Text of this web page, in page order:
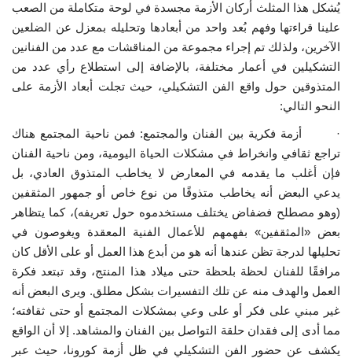
وثائق
الفيديوهات
الرعاة
الشركاء
Gallery
لغة
English
Swahili
español
French
Arabic
يُشكل هذا المثلث أركان الأزمة مجسدة في لوحة متكاملة من الصعب
علينا قراءتها وفهم بُعد واحد من أبعادها وتحليله بمعزل عن الضلعين
الآخرين، ولذلك تم إجراء مجموعة من المناقشات مع عدد من الفنانين
التشكيلين في أعمار مختلفة، بالإضافة إلى استطلاع رأي عدد من
المتذوقين حول واقع الفن التشكيلي، حيث تجلت أبعاد الأزمة على
النحو التالي:
· أزمة فكرية بين الفنان والمجتمع: فمن ناحية المجتمع هناك
تراجع ثقافي وانخراط في مشكلات الحياة اليومية، ومن ناحية الفنان
فإن أغلب ما يقدمه في المعارض لا يخاطب المتذوق العادي، بل
يدعي البعض أنه يخاطب متذوقًا من نوع خاص أو جمهور المثقفين
(وهو مصطلح فضفاض يختلف مستخدموه حول تعريفه)، كما يتظاهر
بعض «المثقفين» بفهمهم للأعمال الفنية المعقدة ويغوصون في
تحليلها لدرجة تظن عندها أنه هو من أبدع هذا العمل أو على الأقل كان
مرافقًا للفنان لحظة بلحظة حتى ميلاد هذا المنتج، وقد تبتعد فكرة
العمل والهدف منه عن تلك التفسيرات بشكل مطلق. ويرى البعض أنه
غير مبني على فكر أو على وعي بمشكلات المجتمع أو حتى ثقافته؛
مما أدى إلى فقدان حلقة التواصل بين الفنان والمشاهد. إلا أن الواقع
يكشف عن حضور الفن التشكيلي في ظل أزمة كورونا، حيث عبر